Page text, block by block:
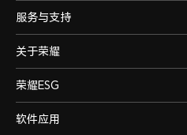
服务与支持
关于荣耀
荣耀ESG
软件应用